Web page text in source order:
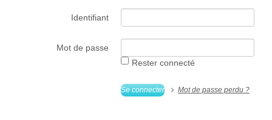
Identifiant
Mot de passe
Rester connecté
Se connecter Mot de passe perdu ?